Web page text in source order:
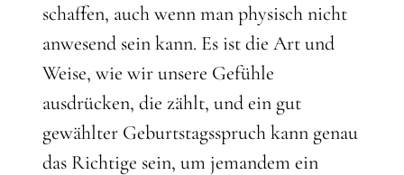
schaffen, auch wenn man physisch nicht
anwesend sein kann. Es ist die Art und
Weise, wie wir unsere Gefühle
ausdrücken, die zählt, und ein gut
gewählter Geburtstagsspruch kann genau
das Richtige sein, um jemandem ein